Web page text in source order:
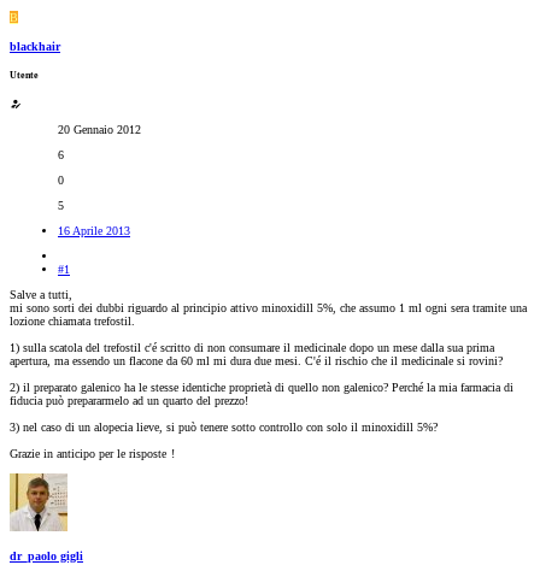
B
blackhair
Utente
20 Gennaio 2012
6
0
5
16 Aprile 2013
#1
Salve a tutti,
mi sono sorti dei dubbi riguardo al principio attivo minoxidill 5%, che assumo 1 ml ogni sera tramite una
lozione chiamata trefostil.
1) sulla scatola del trefostil c'é scritto di non consumare il medicinale dopo un mese dalla sua prima
apertura, ma essendo un flacone da 60 ml mi dura due mesi. C'é il rischio che il medicinale si rovini?
2) il preparato galenico ha le stesse identiche proprietà di quello non galenico? Perché la mia farmacia di
fiducia può prepararmelo ad un quarto del prezzo!
3) nel caso di un alopecia lieve, si può tenere sotto controllo con solo il minoxidill 5%?
Grazie in anticipo per le risposte !
dr_paolo gigli